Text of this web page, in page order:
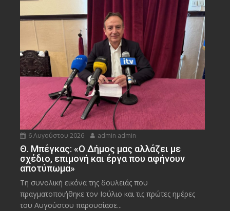
6 Αυγούστου 2026 admin admin
Θ. Μπέγκας: «Ο Δήμος μας αλλάζει με
σχέδιο, επιμονή και έργα που αφήνουν
αποτύπωμα»
Τη συνολική εικόνα της δουλειάς που
πραγματοποιήθηκε τον Ιούλιο και τις πρώτες ημέρες
του Αυγούστου παρουσίασε...